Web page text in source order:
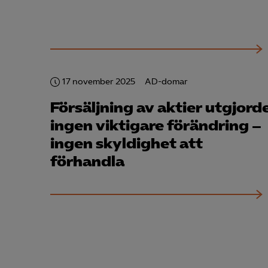
17 november 2025 AD-domar
Försäljning av aktier
ingen viktigare förändring –
ingen skyldighet att
förhandla